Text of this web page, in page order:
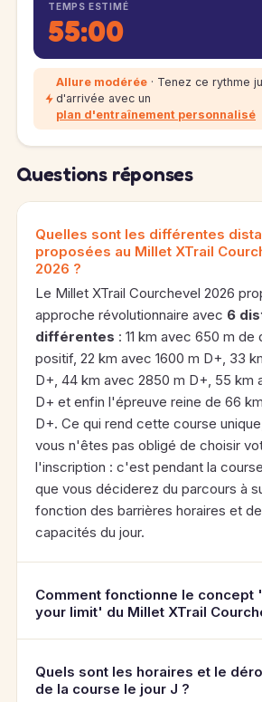
TEMPS ESTIMÉ
55:00
Allure modérée · Tenez ce rythme
d'arrivée avec un
plan d'entraînement personnalisé
Questions réponses
Quelles sont les différentes
proposées au Millet XTrail
2026 ?
Le Millet XTrail Courchevel 2026
approche révolutionnaire avec 6
différentes : 11 km avec 650 m de
positif, 22 km avec 1600 m D+, 33
D+, 44 km avec 2850 m D+, 55 km
D+ et enfin l'épreuve reine de 66
D+. Ce qui rend cette course
vous n'êtes pas obligé de choisir
l'inscription : c'est pendant la
que vous déciderez du parcours à
fonction des barrières horaires et
capacités du jour.
Comment fonctionne le concept
your limit' du Millet XTrail
Quels sont les horaires et le
de la course le jour J ?